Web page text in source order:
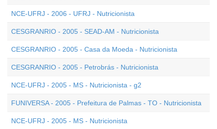
NCE-UFRJ - 2006 - UFRJ - Nutricionista
CESGRANRIO - 2005 - SEAD-AM - Nutricionista
CESGRANRIO - 2005 - Casa da Moeda - Nutricionista
CESGRANRIO - 2005 - Petrobrás - Nutricionista
NCE-UFRJ - 2005 - MS - Nutricionista - g2
FUNIVERSA - 2005 - Prefeitura de Palmas - TO - Nutricionista
NCE-UFRJ - 2005 - MS - Nutricionista